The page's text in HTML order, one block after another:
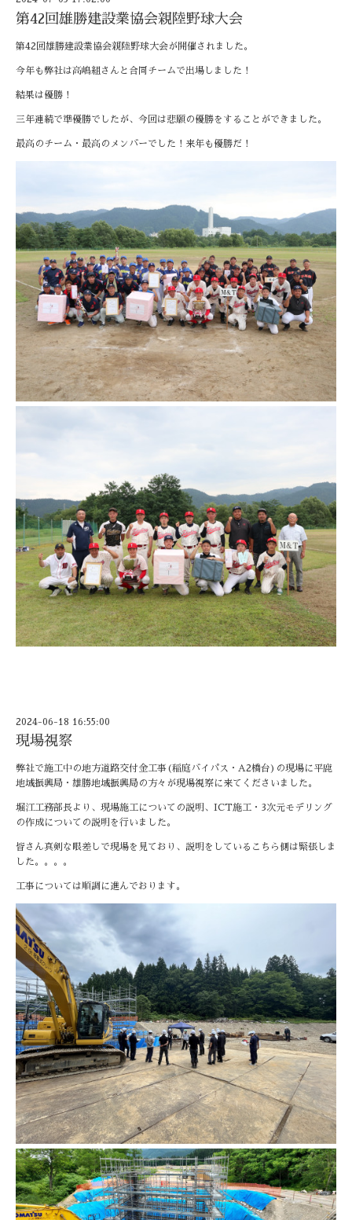
第42回雄勝建設業協会親陸野球大会
第42回雄勝建設業協会親陸野球大会が開催されました。
今年も弊社は高嶋組さんと合同チームで出場しました！
結果は優勝！
三年連続で準優勝でしたが、今回は悲願の優勝をすることができました。
最高のチーム・最高のメンバーでした！来年も優勝だ！
2024-06-18 16:55:00
現場視察
弊社で施工中の地方道路交付金工事(稲庭バイパス・A2橋台)の現場に平鹿
地域振興局・雄勝地域振興局の方々が現場視察に来てくださいました。
堀江工務部長より、現場施工についての説明、ICT施工・3次元モデリング
の作成についての説明を行いました。
皆さん真剣な眼差しで現場を見ており、説明をしているこちら側は緊張しま
した。。。。
工事については順調に進んでおります。